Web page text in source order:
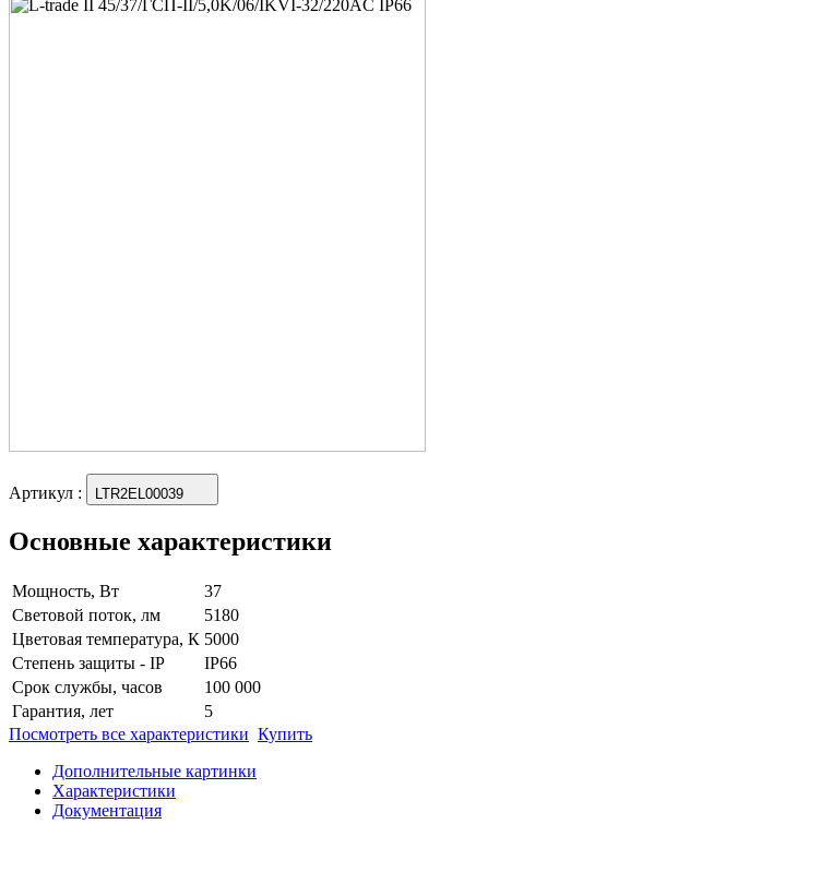
Артикул : LTR2EL00039
Основные характеристики
Мощность, Вт
37
Световой поток, лм
5180
Цветовая температура, К 5000
Степень защиты - IP
IP66
Срок службы, часов
100 000
Гарантия, лет
5
Посмотреть все характеристики Купить
Дополнительные картинки
Характеристики
Документация